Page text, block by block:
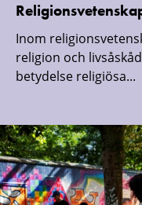
Inom
religion och
betydelse religiösa...